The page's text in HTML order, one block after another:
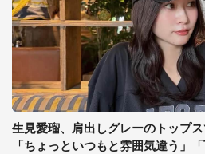
生見愛瑠、肩出しグレーのトップ
「ちょっといつもと雰囲気違う」